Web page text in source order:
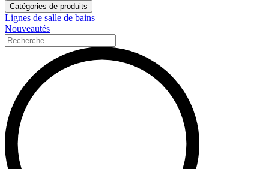
Catégories de produits
Lignes de salle de bains
Nouveautés